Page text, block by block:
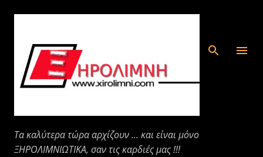
Μετάβαση στο κύριο περιεχόμενο
Τα καλύτερα τώρα αρχίζουν ... και είναι μόνο
ΞΗΡΟΛΙΜΝΙΩΤΙΚΑ, σαν τις καρδιές μας !!!